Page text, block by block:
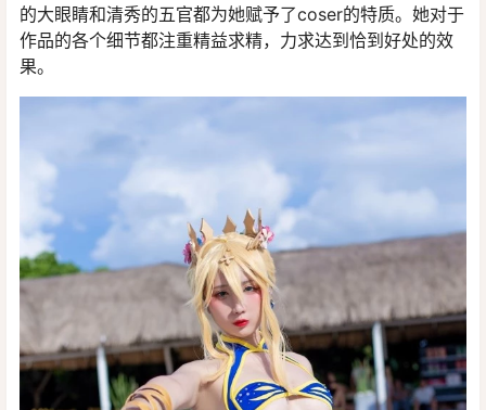
的大眼睛和清秀的五官都为她赋予了coser的特质。她对于
作品的各个细节都注重精益求精，力求达到恰到好处的效
果。